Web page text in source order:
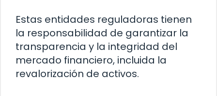
Estas entidades reguladoras tienen
la responsabilidad de garantizar la
transparencia y la integridad del
mercado financiero, incluida la
revalorización de activos.